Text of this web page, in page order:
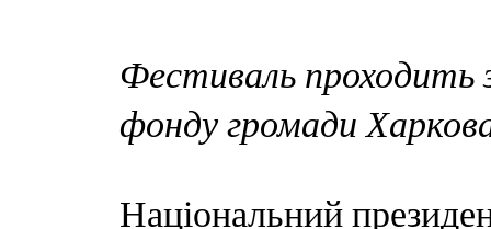
Фестиваль проходить
фонду громади
Національний